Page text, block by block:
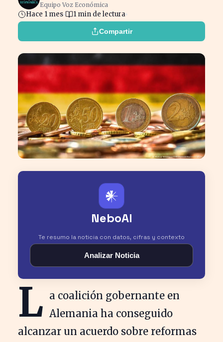
Equipo Voz Económica
Hace 1 mes 1 min de lectura
Compartir
𒀭
NeboAI
Te resumo la noticia con datos, cifras y contexto
Analizar Noticia
L a coalición gobernante en
Alemania ha conseguido
alcanzar un acuerdo sobre reformas